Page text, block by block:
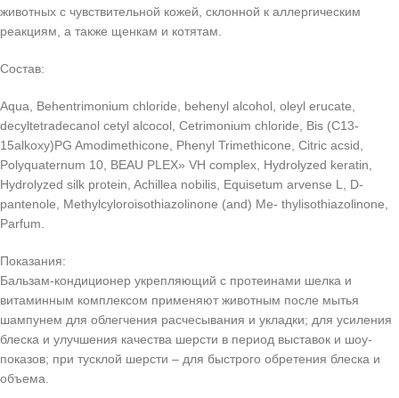
животных с чувствительной кожей, склонной к аллергическим
реакциям, а также щенкам и котятам.
Состав:
Aqua, Behentrimonium chloride, behenyl alcohol, oleyl erucate,
decyltetradecanol cetyl alcocol, Cetrimonium chloride, Bis (C13-
15alkoxy)PG Amodimethicone, Phenyl Trimethicone, Citric acsid,
Polyquaternum 10, BEAU PLEX» VH complex, Hydro­lyzed keratin,
Hydrolyzed silk protein, Achillea nobilis, Equisetum arvense L, D-
pantenole, Methylcyloroisothiazolinone (and) Me- thylisothiazolinone,
Parfum.
Показания:
Бальзам-кондиционер укрепляющий с протеинами шелка и
витаминным комплексом применяют животным после мытья
шампунем для облегчения расчесывания и укладки; для усиления
блеска и улучшения качества шерсти в период выставок и шоу-
показов; при тусклой шерсти – для быстрого обретения блеска и
объема.